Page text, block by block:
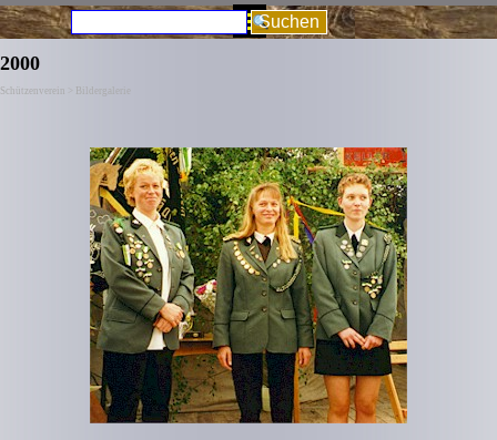
Direkt zum SeiteninhaltMenü überspringen
Suchen
2000
Schützenverein > Bildergalerie